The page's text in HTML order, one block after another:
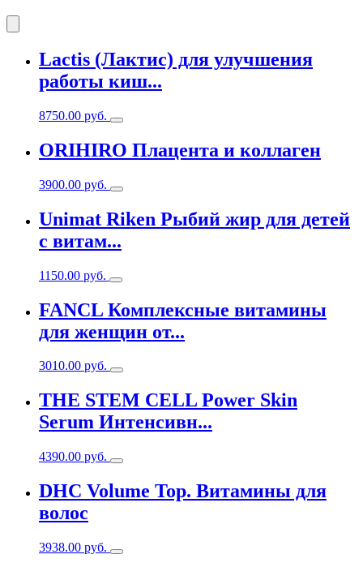
Lactis (Лактис) для улучшения
работы киш...
8750.00 руб.
ORIHIRO Плацента и коллаген
3900.00 руб.
Unimat Riken Рыбий жир для детей
с витам...
1150.00 руб.
FANCL Комплексные витамины
для женщин от...
3010.00 руб.
THE STEM CELL Power Skin
Serum Интенсивн...
4390.00 руб.
DHC Volume Top. Витамины для
волос
3938.00 руб.